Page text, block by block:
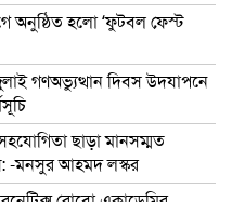
অনুষ্ঠিত হলো ‘ফুটবল ফেস্ট
গণঅভ্যুত্থান দিবস উদযাপনে
ছাড়া মানসম্মত
-মনসুর আহমদ লস্কর